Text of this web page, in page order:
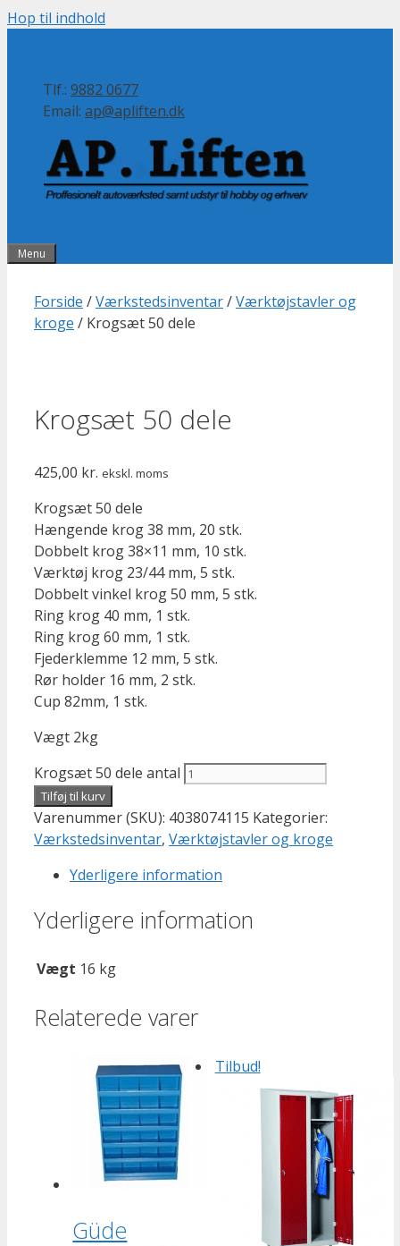
Hop til indhold
Tlf.: 9882 0677
Email: ap@apliften.dk
Menu
Forside /Værkstedsinventar/Værktøjstavler og
kroge / Krogsæt 50 dele
Krogsæt 50 dele
425,00 kr. ekskl. moms
Krogsæt 50 dele
Hængende krog 38 mm, 20 stk.
Dobbelt krog 38×11 mm, 10 stk.
Værktøj krog 23/44 mm, 5 stk.
Dobbelt vinkel krog 50 mm, 5 stk.
Ring krog 40 mm, 1 stk.
Ring krog 60 mm, 1 stk.
Fjederklemme 12 mm, 5 stk.
Rør holder 16 mm, 2 stk.
Cup 82mm, 1 stk.
Vægt 2kg
Krogsæt 50 dele antal
Tilføj til kurv
Varenummer (SKU): 4038074115 Kategorier:
Værkstedsinventar, Værktøjstavler og kroge
Yderligere information
Yderligere information
Vægt 16 kg
Relaterede varer
Güde
Tilbud!